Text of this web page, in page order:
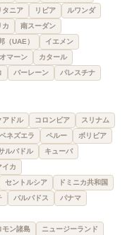
タニア リビア
ルワンダ
カ 南スーダン
（UAE）
イエメン
オマーン
カタール
バーレーン
パレスチナ
アドル コロンビア
スリナム
ベネズエラ ペルー ボリビア
ルバドル
キューバ
イカ
セントルシア
ドミニカ共和国
バルバドス
パナマ
モン諸島 ニュージーランド